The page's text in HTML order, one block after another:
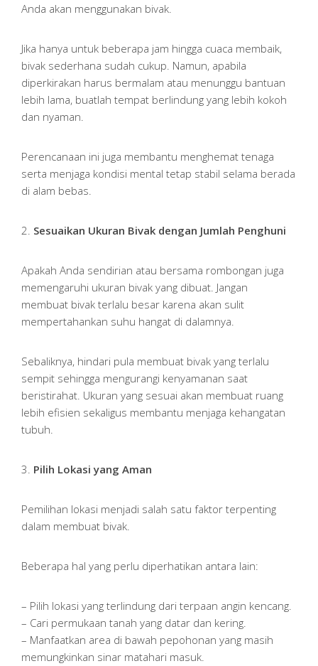
Anda akan menggunakan bivak.
Jika hanya untuk beberapa jam hingga cuaca membaik,
bivak sederhana sudah cukup. Namun, apabila
diperkirakan harus bermalam atau menunggu bantuan
lebih lama, buatlah tempat berlindung yang lebih kokoh
dan nyaman.
Perencanaan ini juga membantu menghemat tenaga
serta menjaga kondisi mental tetap stabil selama berada
di alam bebas.
2. Sesuaikan Ukuran Bivak dengan Jumlah Penghuni
Apakah Anda sendirian atau bersama rombongan juga
memengaruhi ukuran bivak yang dibuat. Jangan
membuat bivak terlalu besar karena akan sulit
mempertahankan suhu hangat di dalamnya.
Sebaliknya, hindari pula membuat bivak yang terlalu
sempit sehingga mengurangi kenyamanan saat
beristirahat. Ukuran yang sesuai akan membuat ruang
lebih efisien sekaligus membantu menjaga kehangatan
tubuh.
3. Pilih Lokasi yang Aman
Pemilihan lokasi menjadi salah satu faktor terpenting
dalam membuat bivak.
Beberapa hal yang perlu diperhatikan antara lain:
– Pilih lokasi yang terlindung dari terpaan angin kencang.
– Cari permukaan tanah yang datar dan kering.
– Manfaatkan area di bawah pepohonan yang masih
memungkinkan sinar matahari masuk.